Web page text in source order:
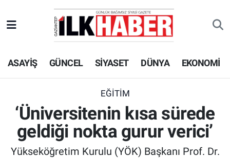
ASAYİŞ GÜNCEL SİYASET DÜNYA EKONOMİ
EĞİTİM
‘Üniversitenin kısa sürede
geldiği nokta gurur verici’
Yükseköğretim Kurulu (YÖK) Başkanı Prof. Dr.
EKONOMİ
SİYASET
SPOR
TEKNOLOJİ
Beyoğlu Hava Durumu
Beyoğlu Trafik Yoğunluk Haritası
Süper Lig Puan Durumu ve Fikstür
Tüm Manşetler
Son Dakika Haberleri